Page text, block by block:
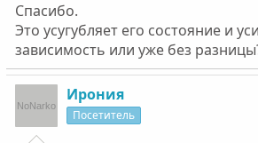
Спасибо.
Это усугубляет его состояние и
зависимость или уже без
Ирония
Посетитель